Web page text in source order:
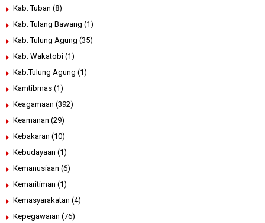
Kab. Tuban (8)
Kab. Tulang Bawang (1)
Kab. Tulung Agung (35)
Kab. Wakatobi (1)
Kab.Tulung Agung (1)
Kamtibmas (1)
Keagamaan (392)
Keamanan (29)
Kebakaran (10)
Kebudayaan (1)
Kemanusiaan (6)
Kemaritiman (1)
Kemasyarakatan (4)
Kepegawaian (76)